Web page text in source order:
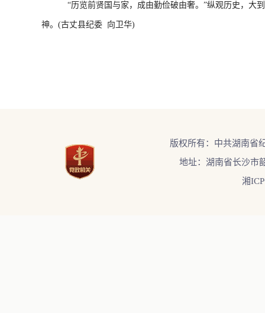
“历览前贤国与家，成由勤俭破由奢。”纵观历史，大到
神。(古丈县纪委 向卫华)
版权所有：中共湖南省
地址：湖南省长沙市
湘